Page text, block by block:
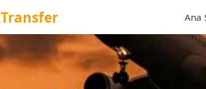
Transfer Ana